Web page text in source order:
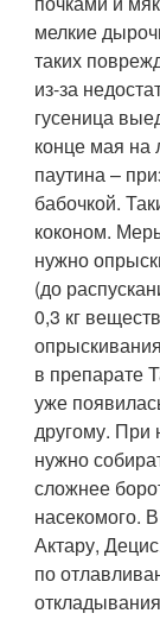
мелкие
таких
из-за
гусеница
конце мая на
паутина –
бабочкой.
коконом.
нужно
(до
0,3 кг
в препарате
уже
другому. При
нужно
сложнее
насекомого.
Актару,
по